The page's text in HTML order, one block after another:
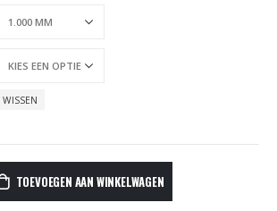
WISSEN
TOEVOEGEN AAN WINKELWAGEN